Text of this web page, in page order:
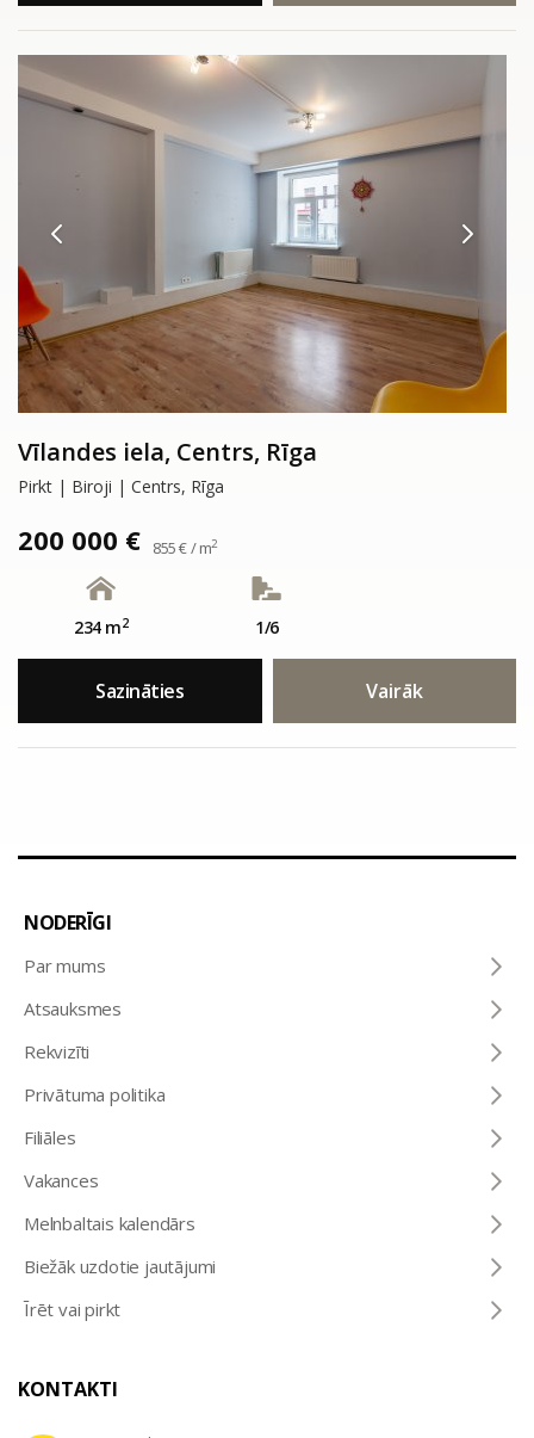
Vīlandes iela, Centrs, Rīga
Pirkt | Biroji | Centrs, Rīga
200 000 € 855 € / m2
234 m2 1/6
Sazināties Vairāk
NODERĪGI
Par mums
Atsauksmes
Rekvizīti
Privātuma politika
Filiāles
Vakances
Melnbaltais kalendārs
Biežāk uzdotie jautājumi
Īrēt vai pirkt
KONTAKTI